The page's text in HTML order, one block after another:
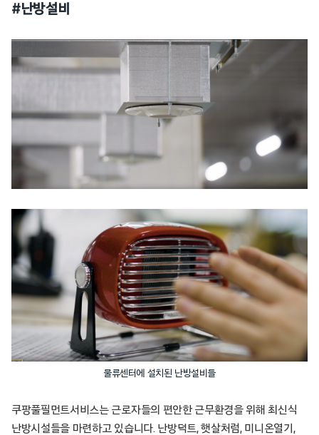
#난방설비
물류센터에 설치된 난방설비들
쿠팡풀필먼트서비스는 근로자들의 편안한 근무환경을 위해 최신식
난방시설들을 마련하고 있습니다. 난방덕트, 햇살처럼, 미니온열기,